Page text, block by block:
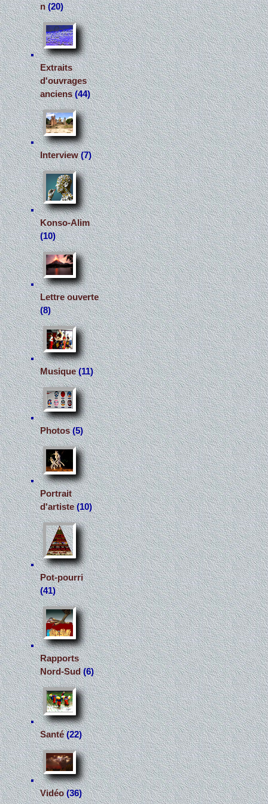
n(20)
Extraits
d'ouvrages
anciens(44)
Interview(7)
Konso-Alim
(10)
Lettre ouverte
(8)
Musique(11)
Photos(5)
Portrait
d'artiste(10)
Pot-pourri
(41)
Rapports
Nord-Sud(6)
Santé(22)
Vidéo(36)